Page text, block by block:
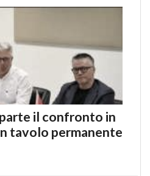
il confronto in
tavolo permanente